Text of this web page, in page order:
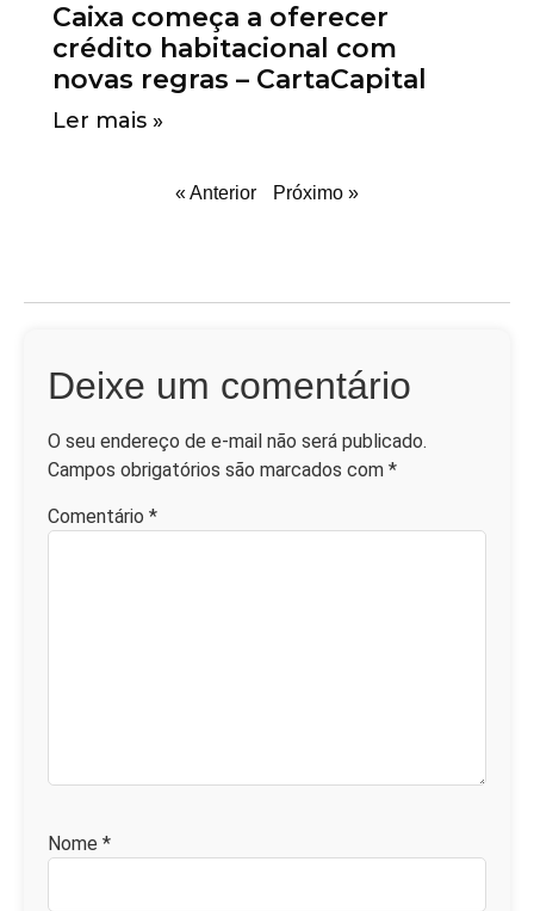
Caixa começa a oferecer
crédito habitacional com
novas regras – CartaCapital
Ler mais »
« Anterior Próximo »
Deixe um comentário
O seu endereço de e-mail não será publicado.
Campos obrigatórios são marcados com *
Comentário *
Nome *